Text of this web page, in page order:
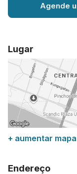
Agende
Lugar
+ aumentar mapa
Endereço